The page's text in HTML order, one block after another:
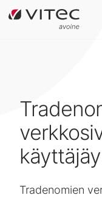
Tradenomien